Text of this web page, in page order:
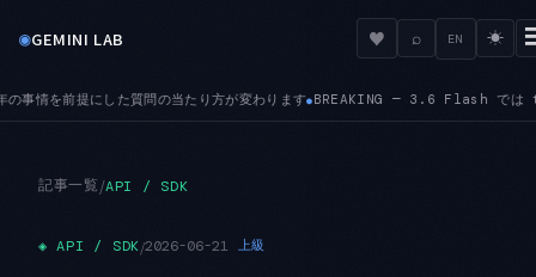
◉GEMINI LAB ♥ ⌕ EN ☀
ります●BREAKING — 3.6 Flash では temperature・top-K・top-P のカ
記事一覧/API / SDK
◈ API / SDK/2026-06-21 上級